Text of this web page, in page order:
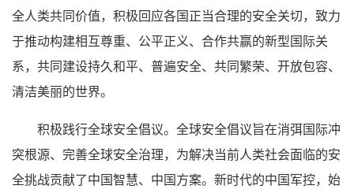
全人类共同价值，积极回应各国正当合理的安全关切，致力
于推动构建相互尊重、公平正义、合作共赢的新型国际关
系，共同建设持久和平、普遍安全、共同繁荣、开放包容、
清洁美丽的世界。
积极践行全球安全倡议。全球安全倡议旨在消弭国际冲
突根源、完善全球安全治理，为解决当前人类社会面临的安
全挑战贡献了中国智慧、中国方案。新时代的中国军控，始